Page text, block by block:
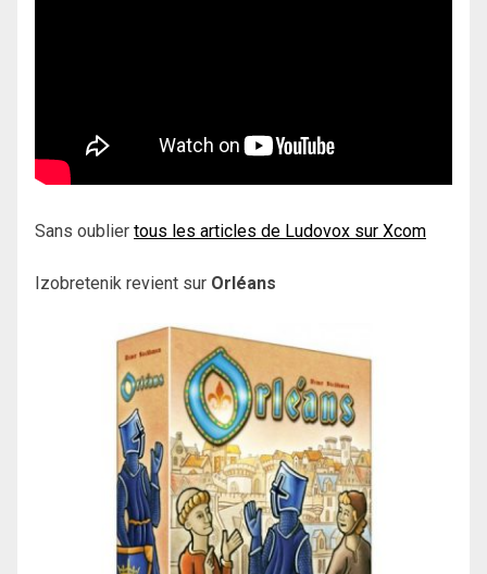
Sans oublier tous les articles de Ludovox sur Xcom
Izobretenik revient sur Orléans